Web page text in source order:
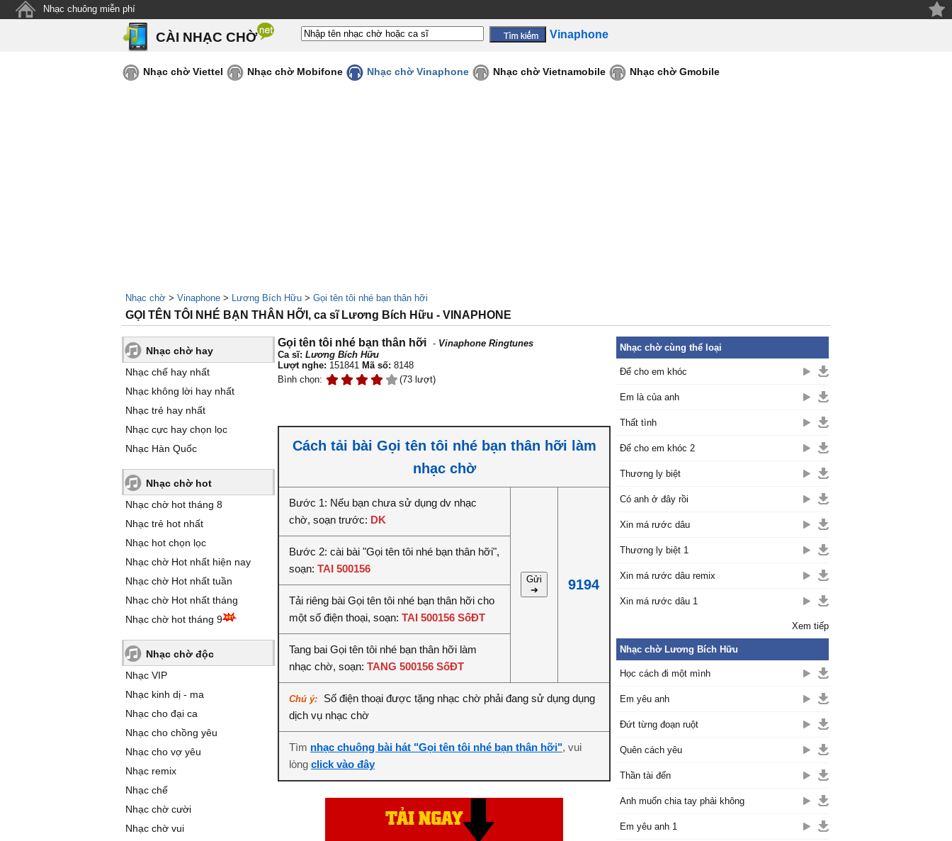
Nhạc chuông miễn phí
CÀI NHẠC CHỜ Vinaphone
Nhạc chờ Viettel Nhạc chờ Mobifone Nhạc chờ Vinaphone Nhạc chờ Vietnamobile Nhạc chờ Gmobile
Nhạc chờ > Vinaphone > Lương Bích Hữu > Gọi tên tôi nhé bạn thân hỡi
GỌI TÊN TÔI NHÉ BẠN THÂN HỠI, ca sĩ Lương Bích Hữu - VINAPHONE
Nhạc chờ hay
Nhạc chế hay nhất
Nhạc không lời hay nhất
Nhạc trẻ hay nhất
Nhạc cực hay chọn lọc
Nhạc Hàn Quốc
Nhạc chờ hot
Nhạc chờ hot tháng 8
Nhạc trẻ hot nhất
Nhạc hot chọn lọc
Nhạc chờ Hot nhất hiện nay
Nhạc chờ Hot nhất tuần
Nhạc chờ Hot nhất tháng
Nhạc chờ hot tháng 9
Nhạc chờ độc
Nhạc VIP
Nhạc kinh dị - ma
Nhạc cho đại ca
Nhạc cho chồng yêu
Nhạc cho vợ yêu
Nhạc remix
Nhạc chế
Nhạc chờ cười
Nhạc chờ vui
Gọi tên tôi nhé bạn thân hỡi - Vinaphone Ringtunes
Ca sĩ: Lương Bích Hữu
Lượt nghe: 151841 Mã số: 8148
Bình chọn:
(73 lượt)
Cách tải bài Gọi tên tôi nhé bạn thân hỡi làm
nhạc chờ
Bước 1: Nếu bạn chưa sử dụng dv nhạc
chờ, soạn trước: DK
Gửi
➔
9194
Bước 2: cài bài "Gọi tên tôi nhé bạn thân hỡi",
soạn: TAI 500156
Tải riêng bài Gọi tên tôi nhé bạn thân hỡi cho
một số điện thoại, soạn: TAI 500156 SốĐT
Tang bai Gọi tên tôi nhé bạn thân hỡi làm
nhạc chờ, soạn: TANG 500156 SốĐT
Chú ý:
Số điện thoại được tặng nhạc chờ phải đang sử dụng dụng
dịch vụ nhạc chờ
Tìm nhạc chuông bài hát "Gọi tên tôi nhé bạn thân hỡi", vui
lòng click vào đây
Nhạc chờ cùng thể loại
Để cho em khóc
Em là của anh
Thất tình
Để cho em khóc 2
Thương ly biệt
Có anh ở đây rồi
Xin má rước dâu
Thương ly biệt 1
Xin má rước dâu remix
Xin má rước dâu 1
Xem tiếp
Nhạc chờ Lương Bích Hữu
Học cách đi một mình
Em yêu anh
Đứt từng đoạn ruột
Quên cách yêu
Thần tài đến
Anh muốn chia tay phải không
Em yêu anh 1